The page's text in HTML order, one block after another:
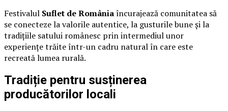
Festivalul Suflet de Româniaîncurajează comunitatea să
se conecteze la valorile autentice, la gusturile bune și la
tradițiile satului românesc prin intermediul unor
experiențe trăite într-un cadru natural în care este
recreată lumea rurală.
Tradiție pentru susținerea
producătorilor locali